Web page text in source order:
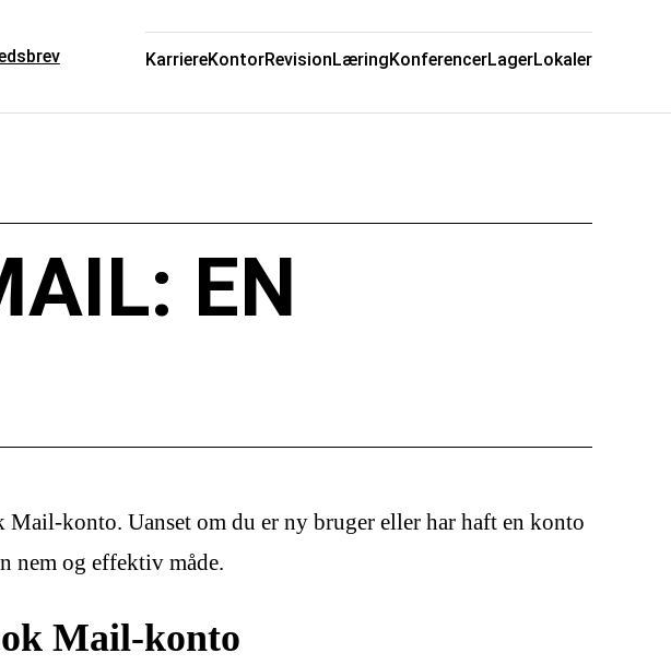
KarriereKontorRevisionLæringKonferencerLagerLokaler
EN
konto. Uanset om du er ny bruger eller har haft en konto
nem og effektiv måde.
Mail-konto